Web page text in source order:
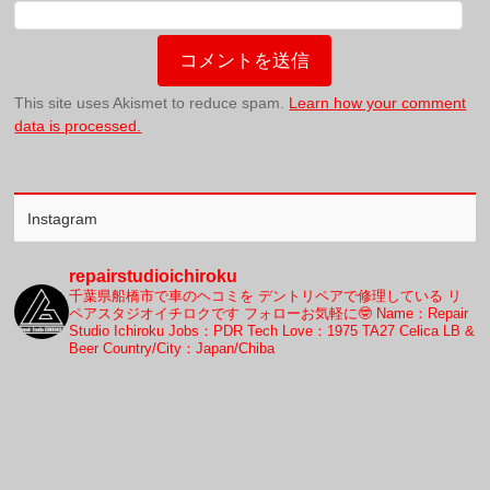
This site uses Akismet to reduce spam. Learn how your comment
data is processed.
Instagram
repairstudioichiroku
千葉県船橋市で車のヘコミを デントリペアで修理している リ
ペアスタジオイチロクです フォローお気軽に🤓 Name：Repair
Studio Ichiroku Jobs：PDR Tech Love：1975 TA27 Celica LB &
Beer Country/City：Japan/Chiba